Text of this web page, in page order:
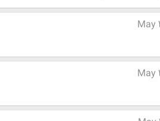
May
May